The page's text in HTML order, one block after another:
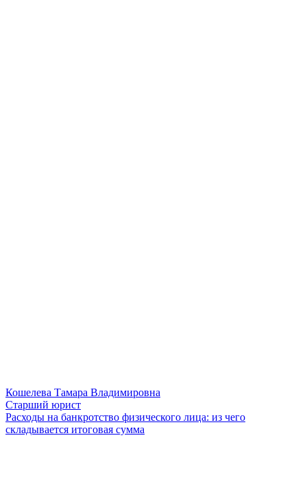
Кошелева Тамара Владимировна
Старший юрист
Расходы на банкротство физического лица: из чего
складывается итоговая сумма